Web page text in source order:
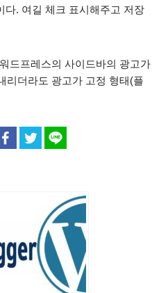
다. 여길 체크 표시해주고 저장
드프레스의 사이드바의 광고가
리더라도 광고가 고정 형태(플